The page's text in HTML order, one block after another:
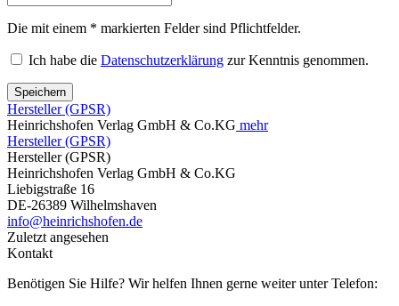
Die mit einem * markierten Felder sind Pflichtfelder.
Ich habe die Datenschutzerklärung zur Kenntnis genommen.
Speichern
Hersteller (GPSR)
Heinrichshofen Verlag GmbH & Co.KG mehr
Hersteller (GPSR)
Hersteller (GPSR)
Heinrichshofen Verlag GmbH & Co.KG
Liebigstraße 16
DE-26389 Wilhelmshaven
info@heinrichshofen.de
Zuletzt angesehen
Kontakt
Benötigen Sie Hilfe? Wir helfen Ihnen gerne weiter unter Telefon: